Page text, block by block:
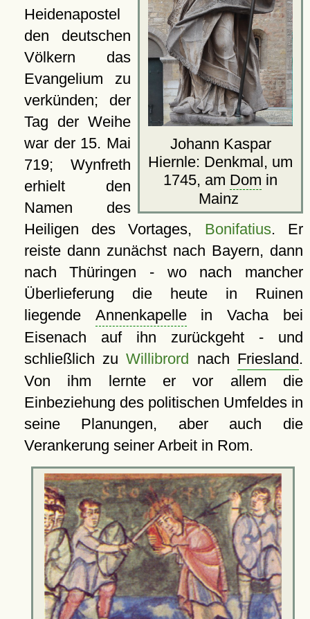
Johann Kaspar
Hiernle: Denkmal, um
1745, am Dom in
Mainz
Heidenapostel
den deutschen
Völkern das
Evangelium zu
verkünden; der
Tag der Weihe
war der 15. Mai
719; Wynfreth
erhielt den
Namen des
Heiligen des Vortages, Bonifatius. Er
reiste dann zunächst nach Bayern, dann
nach Thüringen - wo nach mancher
Überlieferung die heute in Ruinen
liegende Annenkapellein Vacha bei
Eisenach auf ihn zurückgeht - und
schließlich zuWillibrord nach Friesland.
Von ihm lernte er vor allem die
Einbeziehung des politischen Umfeldes in
seine Planungen, aber auch die
Verankerung seiner Arbeit in Rom.